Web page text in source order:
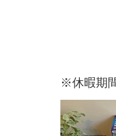
※休暇期